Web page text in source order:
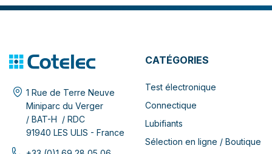
1 Rue de Terre Neuve
Miniparc du Verger
/ BAT-H / RDC
91940 LES ULIS - France
CATÉGORIES
Test électronique
Connectique
Lubifiants
Sélection en ligne / Boutique